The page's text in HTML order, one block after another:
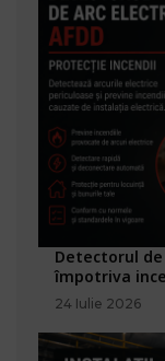
Detectorul de
împotriva
24 Iulie 2026